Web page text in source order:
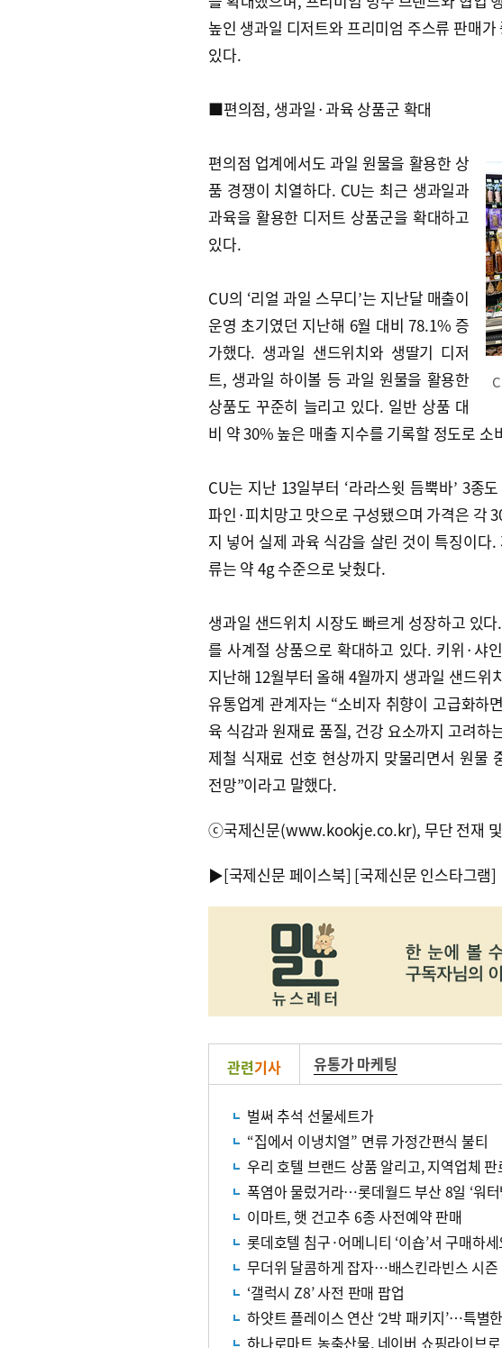
높인 생과일 디저트와 프리미엄 주스류 판매
있다.
■편의점, 생과일·과육 상품군 확대
편의점 업계에서도 과일 원물을 활용한 상
품 경쟁이 치열하다. CU는 최근 생과일과
과육을 활용한 디저트 상품군을 확대하고
있다.
CU의 ‘리얼 과일 스무디’는 지난달 매출이
운영 초기였던 지난해 6월 대비 78.1% 증
가했다. 생과일 샌드위치와 생딸기 디저
트, 생과일 하이볼 등 과일 원물을 활용한
상품도 꾸준히 늘리고 있다. 일반 상품 대
비 약 30% 높은 매출 지수를 기록할 정도로 소
CU는 지난 13일부터 ‘라라스윗 듬뿍바’ 3종
파인·피치망고 맛으로 구성됐으며 가격은 각
지 넣어 실제 과육 식감을 살린 것이 특징이
류는 약 4g 수준으로 낮췄다.
생과일 샌드위치 시장도 빠르게 성장하고 있
를 사계절 상품으로 확대하고 있다. 키위·샤
지난해 12월부터 올해 4월까지 생과일 샌드
유통업계 관계자는 “소비자 취향이 고급화하
육 식감과 원재료 품질, 건강 요소까지 고려하
제철 식재료 선호 현상까지 맞물리면서 원물
전망”이라고 말했다.
ⓒ국제신문(www.kookje.co.kr), 무단 전재 및
▶[국제신문 페이스북] [국제신문 인스타그램]
관련기사 유통가 마케팅
벌써 추석 선물세트가
“집에서 이냉치열” 면류 가정간편식 불티
우리 호텔 브랜드 상품 알리고, 지역업체
폭염아 물렀거라…롯데월드 부산 8일 ‘워터
이마트, 햇 건고추 6종 사전예약 판매
롯데호텔 침구·어메니티 ‘이숍’서 구매하세
무더위 달콤하게 잡자…배스킨라빈스 시즌
‘갤럭시 Z8’ 사전 판매 팝업
하얏트 플레이스 연산 ‘2박 패키지’…특별
하나로마트 농축산물, 네이버 쇼핑라이브